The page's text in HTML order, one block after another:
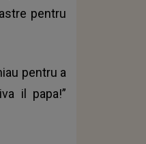
pentru
pentru a
il papa!”